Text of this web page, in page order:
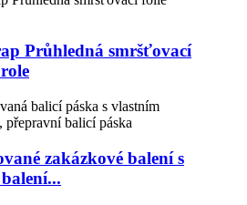
Průhledná smršťovací
zakázkové balení s